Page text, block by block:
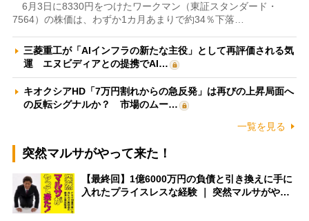
6月3日に8330円をつけたワークマン（東証スタンダード・
7564）の株価は、わずか1カ月あまりで約34％下落…
三菱重工が「AIインフラの新たな主役」として再評価される気
運 エヌビディアとの提携でAI…
キオクシアHD「7万円割れからの急反発」は再びの上昇局面へ
の反転シグナルか？ 市場のムー…
一覧を見る
突然マルサがやって来た！
【最終回】1億6000万円の負債と引き換えに手に
入れたプライスレスな経験 ｜ 突然マルサがや…